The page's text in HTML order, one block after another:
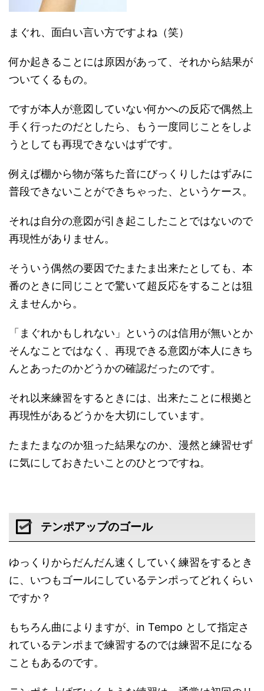
まぐれ、面白い言い方ですよね（笑）
何か起きることには原因があって、それから結果が
ついてくるもの。
ですが本人が意図していない何かへの反応で偶然上
手く行ったのだとしたら、もう一度同じことをしよ
うとしても再現できないはずです。
例えば棚から物が落ちた音にびっくりしたはずみに
普段できないことができちゃった、というケース。
それは自分の意図が引き起こしたことではないので
再現性がありません。
そういう偶然の要因でたまたま出来たとしても、本
番のときに同じことで驚いて超反応をすることは狙
えませんから。
「まぐれかもしれない」というのは信用が無いとか
そんなことではなく、再現できる意図が本人にきち
んとあったのかどうかの確認だったのです。
それ以来練習をするときには、出来たことに根拠と
再現性があるどうかを大切にしています。
たまたまなのか狙った結果なのか、漫然と練習せず
に気にしておきたいことのひとつですね。
テンポアップのゴール
ゆっくりからだんだん速くしていく練習をするとき
に、いつもゴールにしているテンポってどれくらい
ですか？
もちろん曲によりますが、in Tempo として指定さ
れているテンポまで練習するのでは練習不足になる
こともあるのです。